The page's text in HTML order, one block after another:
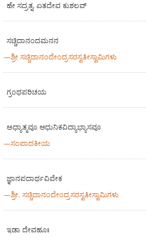
ಹೇ ಸದ್ರತ್ನ, ಏತದೇವ ಕುಶಲವ್
ಸಚ್ಚಿದಾನಂದಮನನ
—ಶ್ರೀ ಸಚ್ಚಿದಾನಂದೇಂದ್ರಸರಸ್ವತೀಸ್ವಾಮಿಗಳು
ಗ್ರಂಥಪರಿಚಯ
ಅಧ್ಯಾತ್ಮವೂ ಆಧುನಿಕವಿದ್ಯಾಭ್ಯಾಸವೂ
—ಸಂಪಾದಕೀಯ
ಜ್ಞಾನಪದಾರ್ಥವಿವೇಕ
—ಶ್ರೀ. ಸಚ್ಚಿದಾನಂದೇಂದ್ರಸರಸ್ವತೀಸ್ವಾಮಿಗಳು
ಇಡಾ ದೇವಹೂಃ